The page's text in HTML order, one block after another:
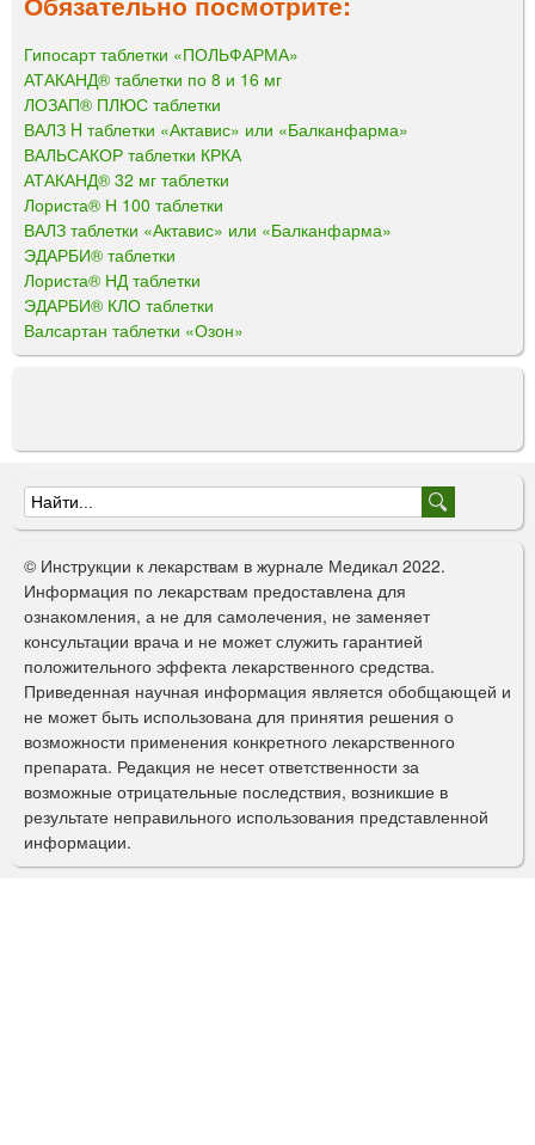
Гипосарт таблетки «ПОЛЬФАРМА»
АТАКАНД® таблетки по 8 и 16 мг
ЛОЗАП® ПЛЮС таблетки
ВАЛЗ H таблетки «Актавис» или «Балканфарма»
ВАЛЬСАКОР таблетки КРКА
АТАКАНД® 32 мг таблетки
Лориста® Н 100 таблетки
ВАЛЗ таблетки «Актавис» или «Балканфарма»
ЭДАРБИ® таблетки
Лориста® НД таблетки
ЭДАРБИ® КЛО таблетки
Валсартан таблетки «Озон»
Ф
о
р
м
а
п
о
и
с
к
© Инструкции к лекарствам в журнале Медикал 2022.
Информация по лекарствам предоставлена для
ознакомления, а не для самолечения, не заменяет
консультации врача и не может служить гарантией
положительного эффекта лекарственного средства.
Приведенная научная информация является обобщающей и
не может быть использована для принятия решения о
возможности применения конкретного лекарственного
препарата. Редакция не несет ответственности за
возможные отрицательные последствия, возникшие в
результате неправильного использования представленной
информации.